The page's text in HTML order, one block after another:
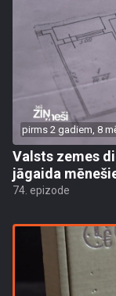
pirms 2 gadiem, 8
Valsts zemes
jāgaida
74. epizode